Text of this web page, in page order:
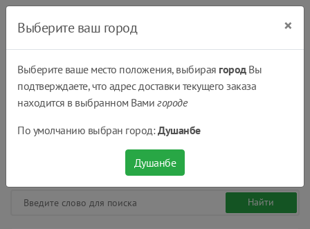
Выберите ваш город ×
Выберите ваше место положения, выбирая городВы
подтверждаете, что адрес доставки текущего заказа
находится в выбранном Вамигороде
По умолчанию выбран город:Душанбе
Душанбе